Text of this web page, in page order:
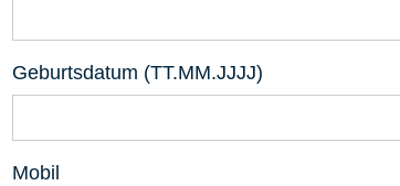
Geburtsdatum (TT.MM.JJJJ)
Mobil